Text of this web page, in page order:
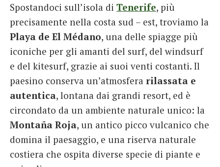
Spostandoci sull’isola di Tenerife, più
precisamente nella costa sud – est, troviamo la
Playa de El Médano, una delle spiagge più
iconiche per gli amanti del surf, del windsurf
e del kitesurf, grazie ai suoi venti costanti. Il
paesino conserva un’atmosfera rilassata e
autentica, lontana dai grandi resort, ed è
circondato da un ambiente naturale unico: la
Montaña Roja, un antico picco vulcanico che
domina il paesaggio, e una riserva naturale
costiera che ospita diverse specie di piante e